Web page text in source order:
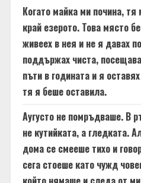
Когато майка ми почина,
край езерото. Това място
живеех в нея и не я давах
поддържах чиста,
пъти в годината и я
тя я беше оставила.
Аугусто не помръдваше. В
не кутийката, а гледката.
дома се смееше тихо и
сега стоеше като чужд